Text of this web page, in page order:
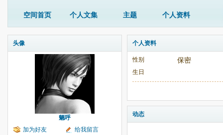
空间首页 个人文集 主题 个人资料
头像
魉呼
加为好友
给我留言
个人资料
性别 保密
生日
动态